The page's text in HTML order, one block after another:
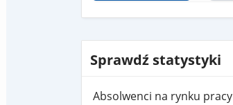
Sprawdź statystyki
Absolwenci na rynku pracy